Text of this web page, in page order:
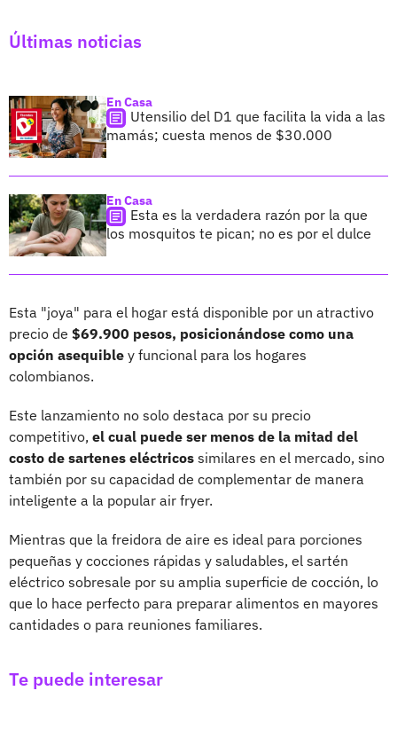
Últimas noticias
En Casa
Utensilio del D1 que facilita la vida a las
mamás; cuesta menos de $30.000
En Casa
Esta es la verdadera razón por la que
los mosquitos te pican; no es por el dulce
Esta "joya" para el hogar está disponible por un atractivo
precio de $69.900 pesos, posicionándose como una
opción asequible y funcional para los hogares
colombianos.
Este lanzamiento no solo destaca por su precio
competitivo, el cual puede ser menos de la mitad del
costo de sartenes eléctricos similares en el mercado, sino
también por su capacidad de complementar de manera
inteligente a la popular air fryer.
Mientras que la freidora de aire es ideal para porciones
pequeñas y cocciones rápidas y saludables, el sartén
eléctrico sobresale por su amplia superficie de cocción, lo
que lo hace perfecto para preparar alimentos en mayores
cantidades o para reuniones familiares.
Te puede interesar